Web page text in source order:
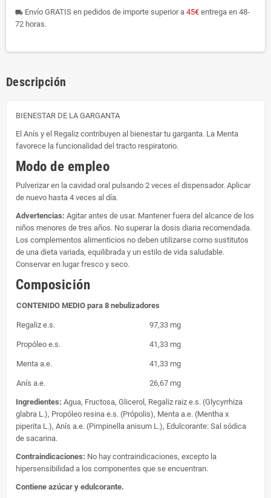
local_shipping Envío GRATIS en pedidos de importe superior a 45€ entrega en 48-
72 horas.
Descripción
BIENESTAR DE LA GARGANTA
El Anís y el Regaliz contribuyen al bienestar tu garganta. La Menta
favorece la funcionalidad del tracto respiratorio.
Modo de empleo
Pulverizar en la cavidad oral pulsando 2 veces el dispensador. Aplicar
de nuevo hasta 4 veces al día.
Advertencias: Agitar antes de usar. Mantener fuera del alcance de los
niños menores de tres años. No superar la dosis diaria recomendada.
Los complementos alimenticios no deben utilizarse como sustitutos
de una dieta variada, equilibrada y un estilo de vida saludable.
Conservar en lugar fresco y seco.
Composición
CONTENIDO MEDIO para 8 nebulizadores
Regaliz e.s. 97,33 mg
Propóleo e.s. 41,33 mg
Menta a.e. 41,33 mg
Anís a.e. 26,67 mg
Ingredientes: Agua, Fructosa, Glicerol, Regaliz raiz e.s. (Glycyrrhiza
glabra L.), Propóleo resina e.s. (Própolis), Menta a.e. (Mentha x
piperita L.), Anís a.e. (Pimpinella anisum L.), Edulcorante: Sal sódica
de sacarina.
Contraindicaciones: No hay contraindicaciones, excepto la
hipersensibilidad a los componentes que se encuentran.
Contiene azúcar y edulcorante.